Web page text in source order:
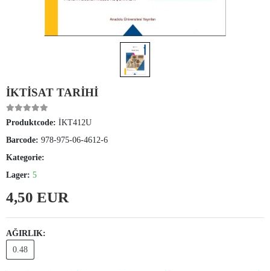
İKTİSAT TARİHİ
Produktcode: İKT412U
Barcode: 978-975-06-4612-6
Kategorie:
Lager: 5
4,50 EUR
AĞIRLIK:
0.48